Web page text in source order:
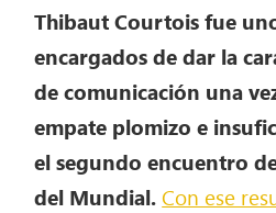
Thibaut Courtois fue
encargados de dar la
de comunicación una
empate plomizo e
el segundo encuentro
del Mundial.Con ese